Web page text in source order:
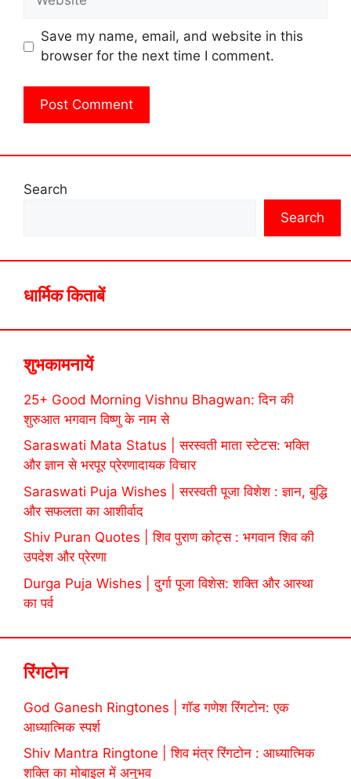
Save my name, email, and website in this
browser for the next time I comment.
Search
Search
धार्मिक किताबें
शुभकामनायें
25+ Good Morning Vishnu Bhagwan: दिन की
शुरुआत भगवान विष्णु के नाम से
Saraswati Mata Status | सरस्वती माता स्टेटस: भक्ति
और ज्ञान से भरपूर प्रेरणादायक विचार
Saraswati Puja Wishes | सरस्वती पूजा विशेश : ज्ञान, बुद्धि
और सफलता का आशीर्वाद
Shiv Puran Quotes | शिव पुराण कोट्स : भगवान शिव की
उपदेश और प्रेरणा
Durga Puja Wishes | दुर्गा पूजा विशेस: शक्ति और आस्था
का पर्व
रिंगटोन
God Ganesh Ringtones | गॉड गणेश रिंगटोन: एक
आध्यात्मिक स्पर्श
Shiv Mantra Ringtone | शिव मंत्र रिंगटोन : आध्यात्मिक
शक्ति का मोबाइल में अनुभव